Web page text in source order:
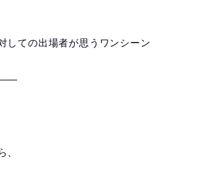
しての出場者が思うワンシーン
、